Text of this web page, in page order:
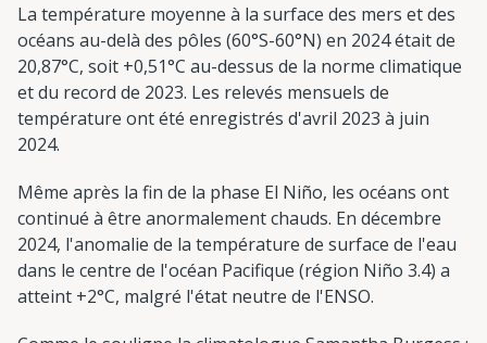
La température moyenne à la surface des mers et des
océans au-delà des pôles (60°S-60°N) en 2024 était de
20,87°C, soit +0,51°C au-dessus de la norme climatique
et du record de 2023. Les relevés mensuels de
température ont été enregistrés d'avril 2023 à juin
2024.
Même après la fin de la phase El Niño, les océans ont
continué à être anormalement chauds. En décembre
2024, l'anomalie de la température de surface de l'eau
dans le centre de l'océan Pacifique (région Niño 3.4) a
atteint +2°C, malgré l'état neutre de l'ENSO.